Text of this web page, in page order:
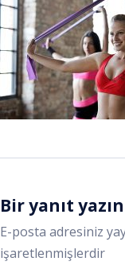
Bir yanıt yazın
E-posta adresiniz
işaretlenmişlerdir